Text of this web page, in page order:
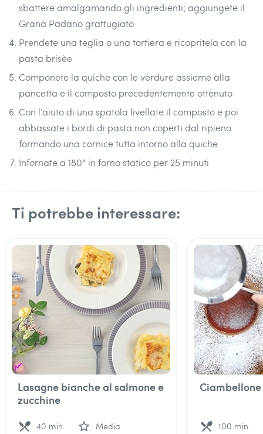
sbattere amalgamando gli ingredienti; aggiungete il
Grana Padano grattugiato
Prendete una teglia o una tortiera e ricopritela con la
pasta brisèe
Componete la quiche con le verdure assieme alla
pancetta e il composto precedentemente ottenuto
Con l’aiuto di una spatola livellate il composto e poi
abbassate i bordi di pasta non coperti dal ripieno
formando una cornice tutta intorno alla quiche
Infornate a 180° in forno statico per 25 minuti
Ti potrebbe interessare:
Lasagne bianche al salmone e
zucchine
local_dining 40 min. star_outline Media local_dining 100 min.